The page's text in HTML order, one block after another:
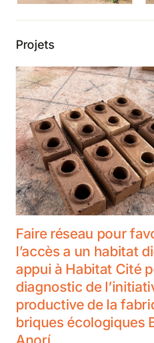
Projets
Faire réseau pour
l’accès a un habitat
appui à Habitat Cité
diagnostic de
productive de la
briques écologiques